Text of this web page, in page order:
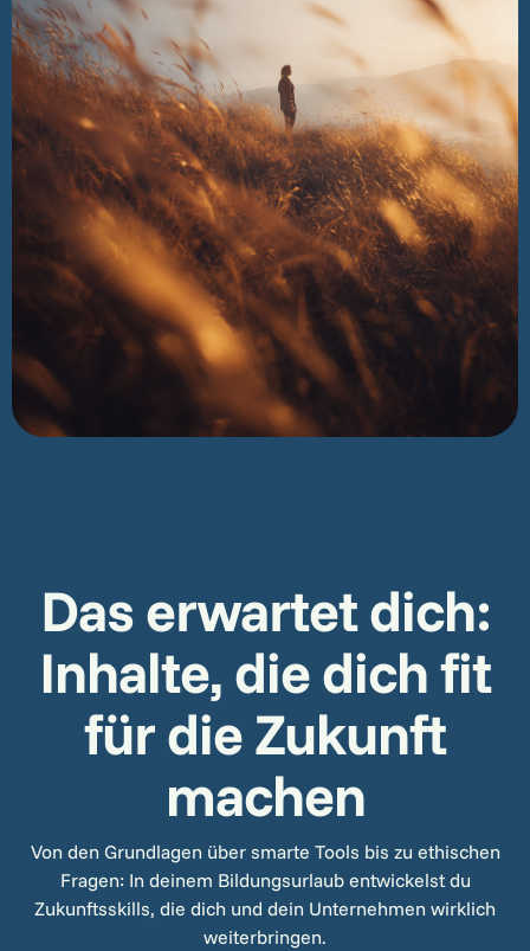
Das erwartet dich:
Inhalte, die dich fit
für die Zukunft
machen
Von den Grundlagen über smarte Tools bis zu ethischen
Fragen: In deinem Bildungsurlaub entwickelst du
Zukunftsskills, die dich und dein Unternehmen wirklich
weiterbringen.